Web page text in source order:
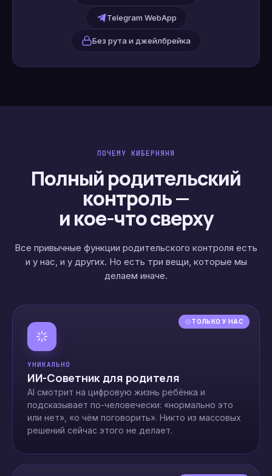
Telegram WebApp
Без рута и джейлбрейка
ПОЧЕМУ КИБЕРНЯНЯ
Полный родительский
контроль —
и кое-что сверху
Все привычные функции родительского контроля есть
и у нас, и у других. Но есть три вещи, которые мы
делаем иначе.
УНИКАЛЬНО
ИИ-Советник для родителя
AI смотрит на цифровую жизнь ребёнка и
подсказывает по-человечески: «нормально это
или нет», «о чём поговорить». Никто из массовых
решений сейчас этого не делает.
ТОЛЬКО У НАС